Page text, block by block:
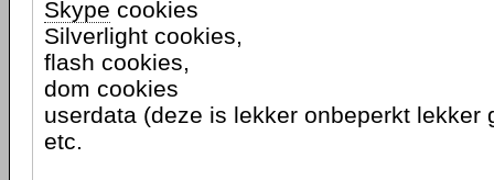
Skype cookies
Silverlight cookies,
flash cookies,
dom cookies
userdata (deze is lekker onbeperkt lekker
etc.